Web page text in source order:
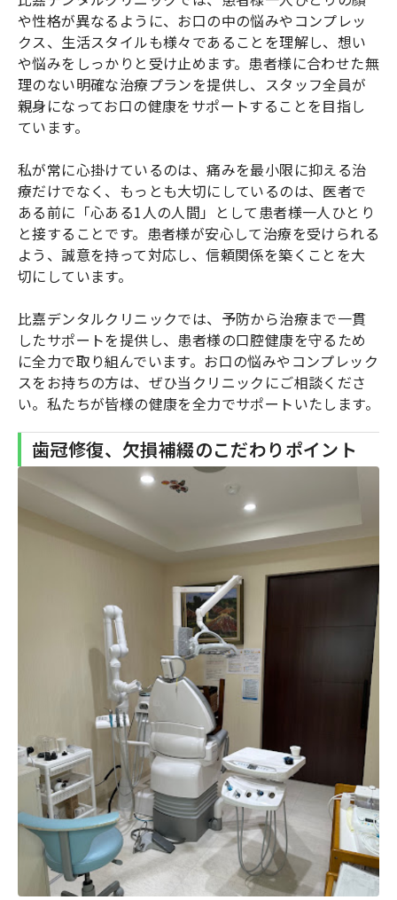
や性格が異なるように、お口の中の悩みやコンプレッ
クス、生活スタイルも様々であることを理解し、想い
や悩みをしっかりと受け止めます。患者様に合わせた無
理のない明確な治療プランを提供し、スタッフ全員が
親身になってお口の健康をサポートすることを目指し
ています。
私が常に心掛けているのは、痛みを最小限に抑える治
療だけでなく、もっとも大切にしているのは、医者で
ある前に「心ある1人の人間」として患者様一人ひとり
と接することです。患者様が安心して治療を受けられる
よう、誠意を持って対応し、信頼関係を築くことを大
切にしています。
比嘉デンタルクリニックでは、予防から治療まで一貫
したサポートを提供し、患者様の口腔健康を守るため
に全力で取り組んでいます。お口の悩みやコンプレック
スをお持ちの方は、ぜひ当クリニックにご相談くださ
い。私たちが皆様の健康を全力でサポートいたします。
歯冠修復、欠損補綴のこだわりポイント